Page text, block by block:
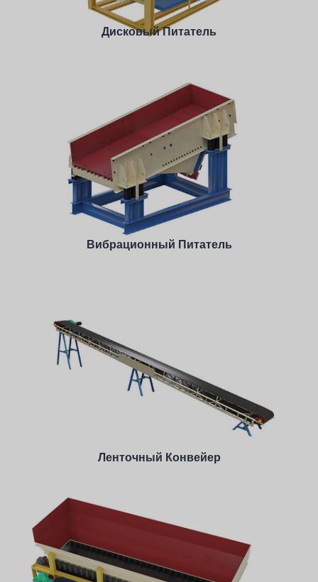
Дисковый Питатель
Производительность: 0-85 TPH
Feeding Size: <80mm
Processing Material: Non-viscous materials, but not
suitable for powdery materials with good fluidity.
Подробнее
Вибрационный Питатель
Feeding Size: <900 mm
Материал обработки: Известняк, гранит, речная
галька, карбид кальция, кварцевый камень, доломит,
железная руда, бетон, уголь, гипс и т.д.
Ленточный Конвейер
Производительность: 0-1284 TPH
Материал для обработки: Сыпучие и
гранулированные материалы с насыпной плотностью